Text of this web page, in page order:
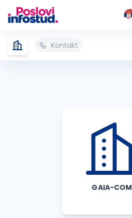
Kontakt
GAIA-COM